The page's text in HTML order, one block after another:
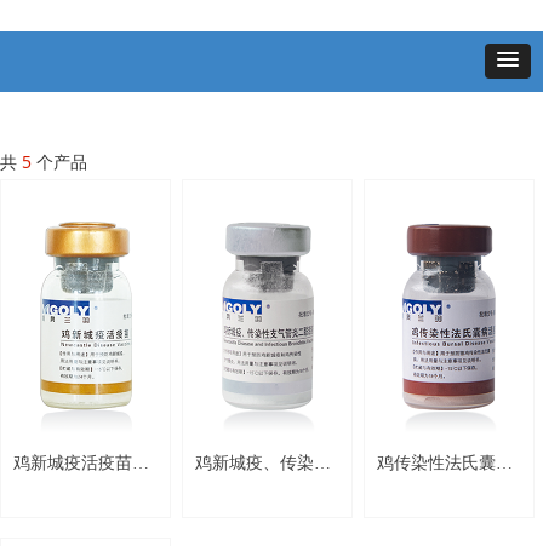
共 5 个产品
鸡新城疫活疫苗
鸡新城疫、传染性
鸡传染性法氏囊病